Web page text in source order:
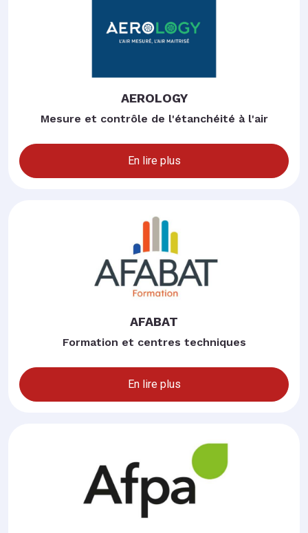
AEROLOGY
Mesure et contrôle de l'étanchéité à l'air
En lire plus
AFABAT
Formation et centres techniques
En lire plus